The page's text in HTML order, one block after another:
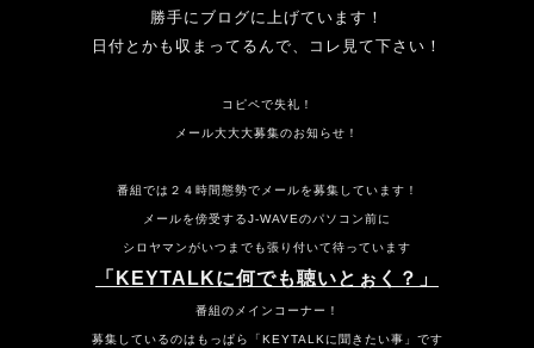
勝手にブログに上げています！
日付とかも収まってるんで、コレ見て下さい！
コピペで失礼！
メール大大大募集のお知らせ！
番組では２４時間態勢でメールを募集しています！
メールを傍受するJ-WAVEのパソコン前に
シロヤマンがいつまでも張り付いて待っています
「KEYTALKに何でも聴いとぉく？」
番組のメインコーナー！
募集しているのはもっぱら「KEYTALKに聞きたい事」です